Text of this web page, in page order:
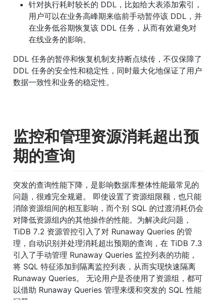
针对执行耗时较长的 DDL，比如给大表添加索引，
用户可以在业务高峰期来临前手动暂停该 DDL，并
在业务低谷期恢复该 DDL 任务，从而有效避免对
在线业务的影响。
DDL 任务的暂停和恢复机制支持断点续传，不仅保障了
DDL 任务的安全性和稳定性，同时最大化地保证了用户
数据一致性和业务的稳定性。
监控和管理资源消耗超出预
期的查询
突发的查询性能下降，是影响数据库整体性能最常见的
问题，很难完全规避。 即使设置了资源组限额，也只能
消除资源组间的相互影响，而个别 SQL 的过渡消耗仍会
对降低资源组内的其他操作的性能。为解决此问题，
TiDB 7.2 资源管控引入了对 Runaway Queries 的管
理，自动识别并处理消耗超出预期的查询，在 TiDB 7.3
引入了手动管理 Runaway Queries 监控列表的功能，
将 SQL 特征添加到隔离监控列表，从而实现快速隔离
Runaway Queries。 无论用户是否使用了资源组，都可
以借助 Runaway Queries 管理来缓和突发的 SQL 性能